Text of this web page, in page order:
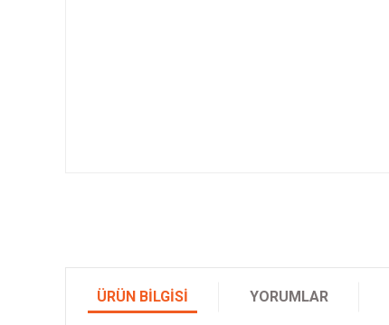
ÜRÜN BILGISI YORUMLAR